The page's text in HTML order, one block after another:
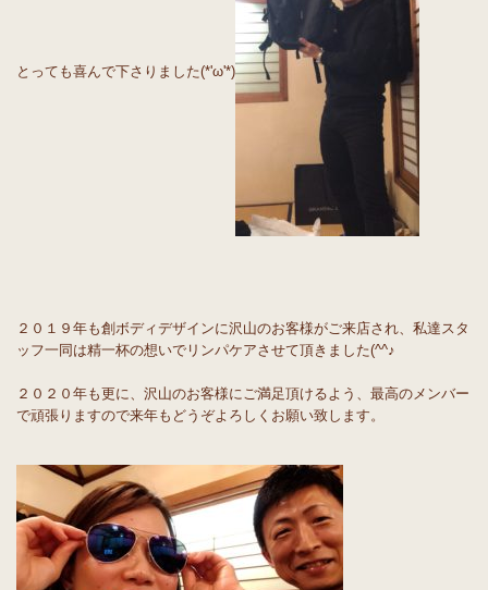
とっても喜んで下さりました(*'ω'*)
２０１９年も創ボディデザインに沢山のお客様がご来店され、私達スタ
ッフ一同は精一杯の想いでリンパケアさせて頂きました(^^♪
２０２０年も更に、沢山のお客様にご満足頂けるよう、最高のメンバー
で頑張りますので来年もどうぞよろしくお願い致します。